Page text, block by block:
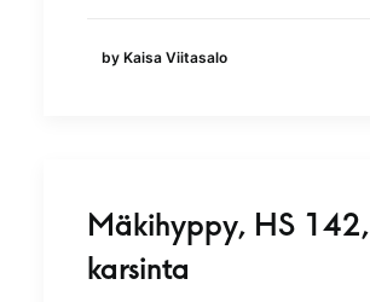
by Kaisa Viitasalo
Mäkihyppy, HS 142,
karsinta